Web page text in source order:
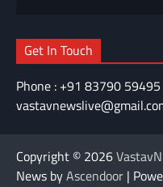
Get In Touch
Phone : +91 83790
Copyright © 2026
News byAscendoor |